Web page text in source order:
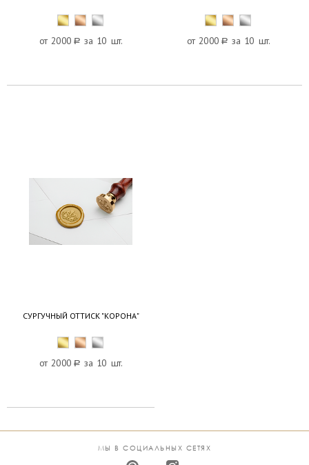
от 2000 a за 10 шт. от 2000 a за 10 шт.
СУРГУЧНЫЙ ОТТИСК "КОРОНА"
от 2000 a за 10 шт.
МЫ В СОЦИАЛЬНЫХ СЕТЯХ